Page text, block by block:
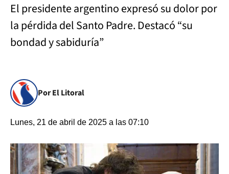
El presidente argentino expresó su dolor por
la pérdida del Santo Padre. Destacó “su
bondad y sabiduría”
Por El Litoral
Lunes, 21 de abril de 2025 a las 07:10